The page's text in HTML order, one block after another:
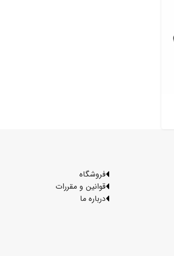
فروشگاه
قوانین و مقررات
درباره ما